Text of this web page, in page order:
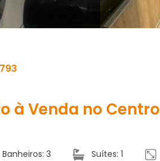
à Venda no Centro
Banheiros: 3 Suítes: 1